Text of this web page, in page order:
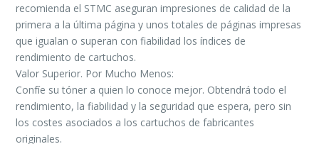
recomienda el STMC aseguran impresiones de calidad de la
primera a la última página y unos totales de páginas impresas
que igualan o superan con fiabilidad los índices de
rendimiento de cartuchos.
Valor Superior. Por Mucho Menos:
Confíe su tóner a quien lo conoce mejor. Obtendrá todo el
rendimiento, la fiabilidad y la seguridad que espera, pero sin
los costes asociados a los cartuchos de fabricantes
originales.